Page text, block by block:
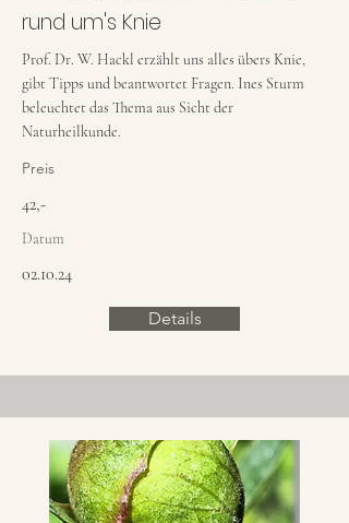
rund um's Knie
Prof. Dr. W. Hackl erzählt uns alles übers Knie,
gibt Tipps und beantwortet Fragen. Ines Sturm
beleuchtet das Thema aus Sicht der
Naturheilkunde.
Preis
42,-
Datum
02.10.24
Details